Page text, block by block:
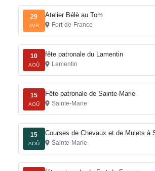
29
AVR
Atelier Bélè au Tom
Fort-de-France
10
AOÛ
fête patronale du Lamentin
Lamentin
15
AOÛ
Fête patronale de Sainte-Marie
Sainte-Marie
15
AOÛ
Courses de Chevaux et de Mulets à
Sainte-Marie